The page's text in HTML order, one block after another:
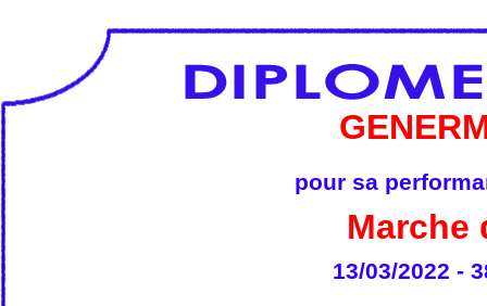
pour sa
Marche
13/03/2022 -